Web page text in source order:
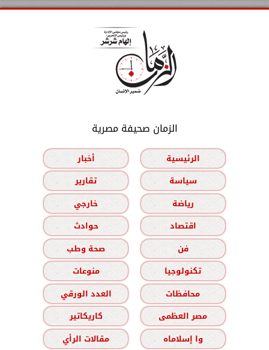
الزمان صحيفة مصرية
الرئيسية
أخبار
سياسة
تقارير
رياضة
خارجي
اقتصاد
حوادث
فن
صحة وطب
تكنولوجيا
منوعات
محافظات
العدد الورقي
مصر العظمى
كاريكاتير
وا إسلاماه
مقالات الرأي